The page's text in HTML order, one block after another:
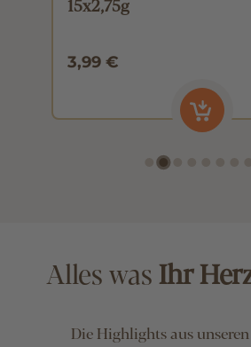
3,99 €
Alles wasIhr
Die Highlights aus